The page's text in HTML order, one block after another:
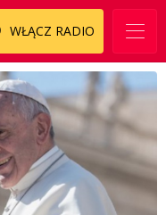
WŁĄCZ RADIO